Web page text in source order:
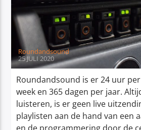
Roundandsound
25 JULI 2020
Roundandsound is er 24 uur
week en 365 dagen per jaar.
luisteren, is er geen live
playlisten aan de hand van een